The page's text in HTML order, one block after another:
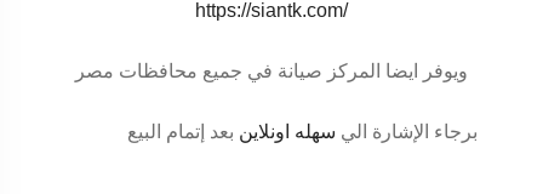
https://siantk.com/
ويوفر ايضا المركز صيانة في جميع محافظات مصر
برجاء الإشارة الي سهله اونلاين بعد إتمام البيع